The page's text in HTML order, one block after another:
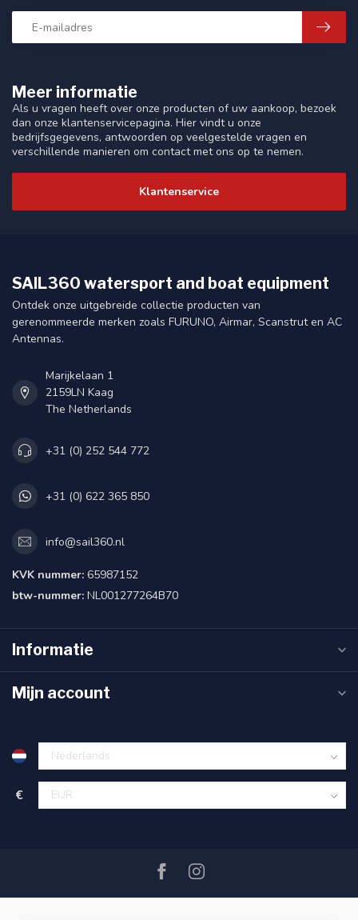
Meer informatie
Als u vragen heeft over onze producten of uw aankoop, bezoek
dan onze klantenservicepagina. Hier vindt u onze
bedrijfsgegevens, antwoorden op veelgestelde vragen en
verschillende manieren om contact met ons op te nemen.
Klantenservice
SAIL360 watersport and boat equipment
Ontdek onze uitgebreide collectie producten van
gerenommeerde merken zoals FURUNO, Airmar, Scanstrut en AC
Antennas.
Marijkelaan 1
2159LN Kaag
The Netherlands
+31 (0) 252 544 772
+31 (0) 622 365 850
info@sail360.nl
KVK nummer: 65987152
btw-nummer: NL001277264B70
Informatie
Mijn account
€